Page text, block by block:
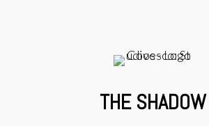
THE SHADOW